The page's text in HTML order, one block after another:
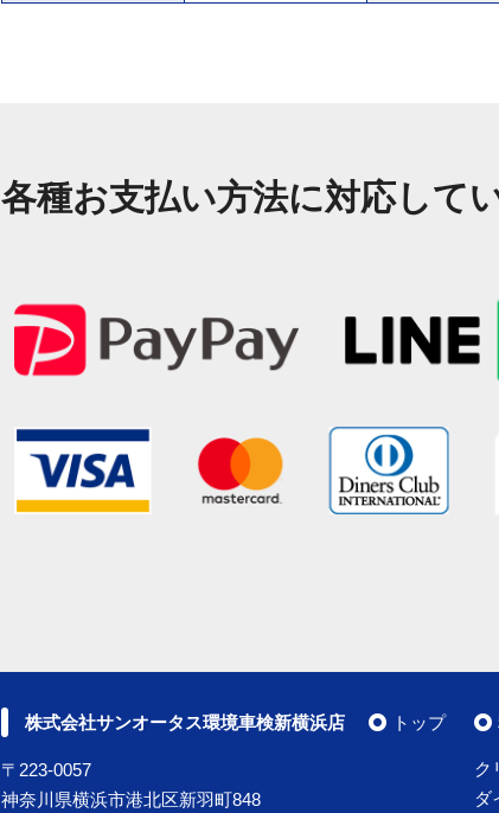
各種お支払い方法に対応して
株式会社サンオータス環境車検新横浜店
〒223-0057
神奈川県横浜市港北区新羽町848
トップ
ク
ダ